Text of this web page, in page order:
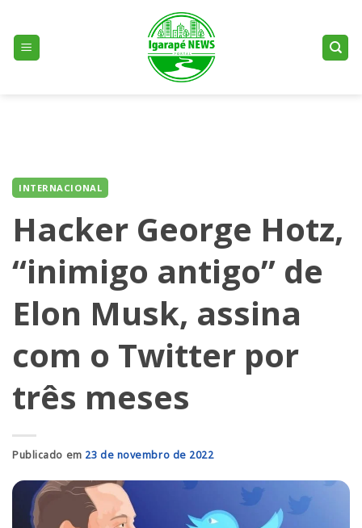
content
INTERNACIONAL
Hacker George Hotz,
“inimigo antigo” de
Elon Musk, assina
com o Twitter por
três meses
Publicado em 23 de novembro de 2022